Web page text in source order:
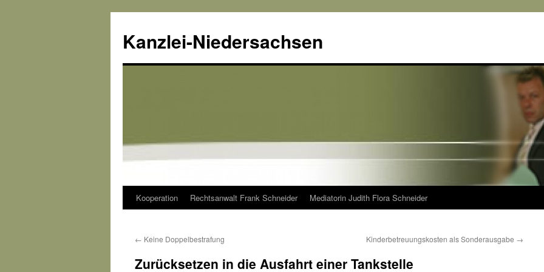
Kanzlei-Niedersachsen
Zum
springen
Kooperation Rechtsanwalt Frank Schneider Mediatorin Judith Flora Schneider
← Keine Doppelbestrafung Kinderbetreuungskosten als Sonderausgabe →
Zurücksetzen in die Ausfahrt einer Tankstelle